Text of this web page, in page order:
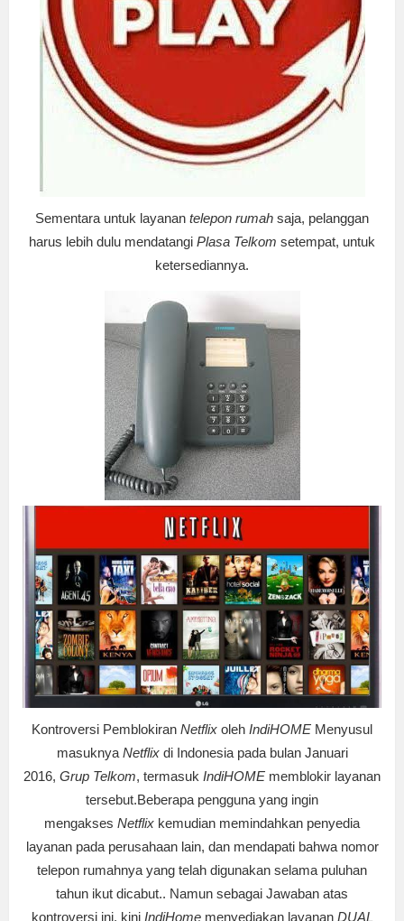
Sementara untuk layanan telepon rumah saja, pelanggan
harus lebih dulu mendatangi Plasa Telkom setempat, untuk
ketersediannya.
Kontroversi Pemblokiran Netflix oleh IndiHOME Menyusul
masuknya Netflixdi Indonesia pada bulan Januari
2016, Grup Telkom, termasuk IndiHOME memblokir layanan
tersebut.Beberapa pengguna yang ingin
mengakses Netflix kemudian memindahkan penyedia
layanan pada perusahaan lain, dan mendapati bahwa nomor
telepon rumahnya yang telah digunakan selama puluhan
tahun ikut dicabut.. Namun sebagai Jawaban atas
kontroversi ini, kini IndiHomemenyediakan layanan DUAL